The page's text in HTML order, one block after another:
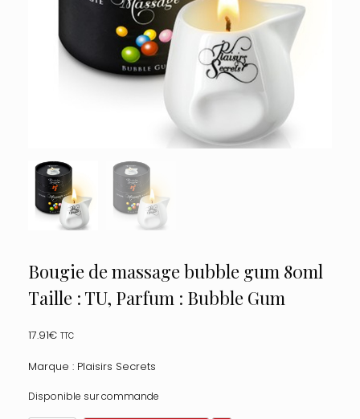
Bougie de massage bubble gum 80ml
Taille : TU, Parfum : Bubble Gum
17.91€ TTC
Marque : Plaisirs Secrets
Disponible sur commande